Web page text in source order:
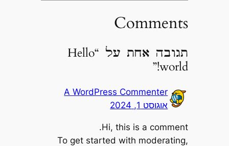
Comments
תגובה אחת על “Hello
world!”
A WordPress Commenter
אוגוסט 1, 2024
Hi, this is a comment.
To get started with moderating,